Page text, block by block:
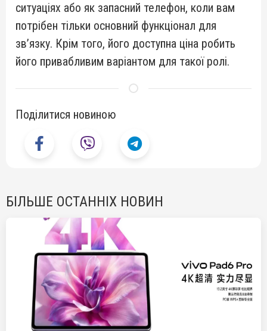
ситуаціях або як запасний телефон, коли вам
потрібен тільки основний функціонал для
зв’язку. Крім того, його доступна ціна робить
його привабливим варіантом для такої ролі.
Поділитися новиною
БІЛЬШЕ ОСТАННІХ НОВИН